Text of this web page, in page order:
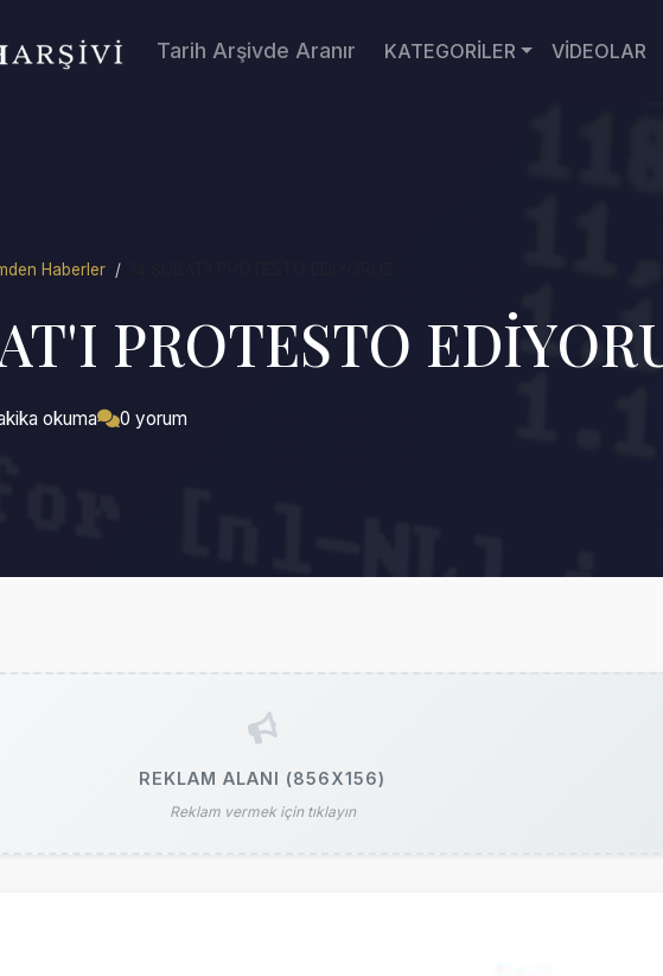
Tarih Arşivde Aranır KATEGORİLER VİDEOLAR
Haberler /
PROTESTO
okuma 0 yorum
REKLAM ALANI (856X156)
Reklam vermek için tıklayın